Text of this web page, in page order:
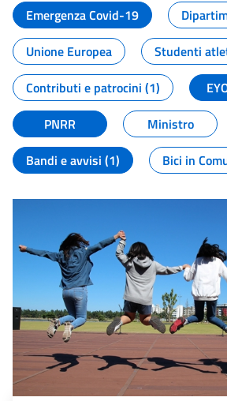
Emergenza Covid-19
Unione Europea
Studenti
Contributi e patrocini (1)
PNRR
Ministro
Bandi e avvisi (1)
Bici in